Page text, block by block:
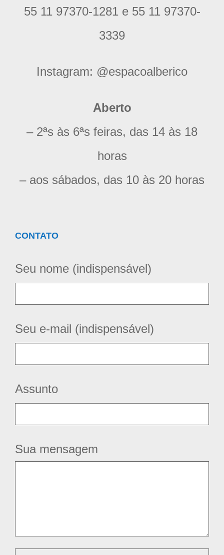
55 11 97370-1281 e 55 11 97370-
3339
Instagram: @espacoalberico
Aberto
– 2ªs às 6ªs feiras, das 14 às 18
horas
– aos sábados, das 10 às 20 horas
CONTATO
Seu nome (indispensável)
Seu e-mail (indispensável)
Assunto
Sua mensagem